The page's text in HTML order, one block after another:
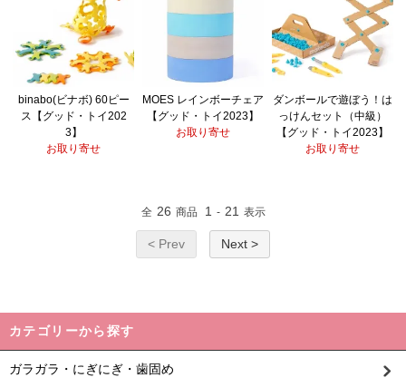
binabo(ビナボ) 60ピー
ス【グッド・トイ202
3】
お取り寄せ
MOES レインボーチェア
【グッド・トイ2023】
お取り寄せ
ダンボールで遊ぼう！は
っけんセット（中級）
【グッド・トイ2023】
お取り寄せ
全 26 商品 1 - 21 表示
< Prev Next >
カテゴリーから探す
ガラガラ・にぎにぎ・歯固め